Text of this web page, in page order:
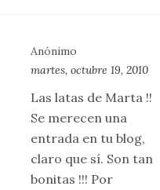
Anónimo
martes, octubre 19, 2010
Las latas de Marta !!
Se merecen una
entrada en tu blog,
claro que sí. Son tan
bonitas !!! Por